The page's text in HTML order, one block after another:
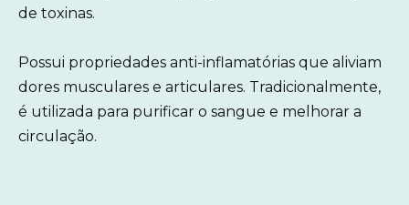
de toxinas.
Possui propriedades anti-inflamatórias que aliviam
dores musculares e articulares. Tradicionalmente,
é utilizada para purificar o sangue e melhorar a
circulação.